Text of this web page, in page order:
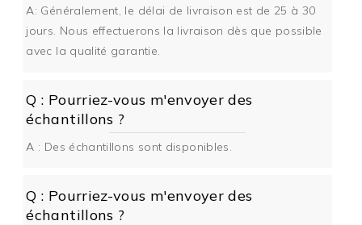
A: Généralement, le délai de livraison est de 25 à 30
jours. Nous effectuerons la livraison dès que possible
avec la qualité garantie.
Q : Pourriez-vous m'envoyer des
échantillons ?
A : Des échantillons sont disponibles.
Q : Pourriez-vous m'envoyer des
échantillons ?